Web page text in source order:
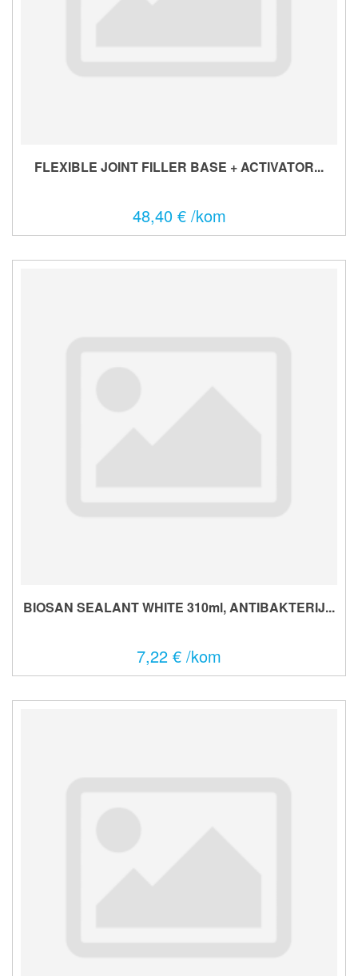
FLEXIBLE JOINT FILLER BASE + ACTIVATOR...
48,40 € /kom
BIOSAN SEALANT WHITE 310ml, ANTIBAKTERIJ...
7,22 € /kom